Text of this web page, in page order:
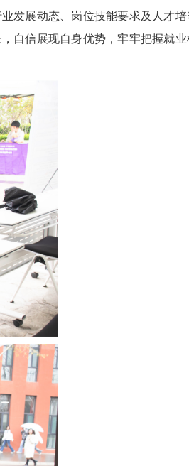
发展动态、岗位技能要求及人才培
自信展现自身优势，牢牢把握就业